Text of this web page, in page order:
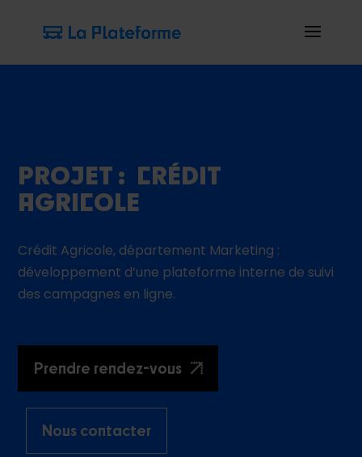
PROJET : CRÉDIT
AGRICOLE
Crédit Agricole, département Marketing :
développement d’une plateforme interne de suivi
des campagnes en ligne.
Prendre rendez-vous
Nous contacter